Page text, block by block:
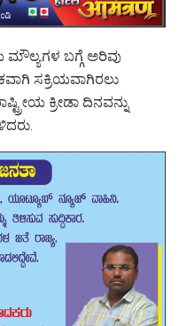
ಮೌಲ್ಯಗಳ ಬಗ್ಗೆ ಅರಿವು
ಸಕ್ರಿಯವಾಗಿರಲು
ಕ್ರೀಡಾ ದಿನವನ್ನು